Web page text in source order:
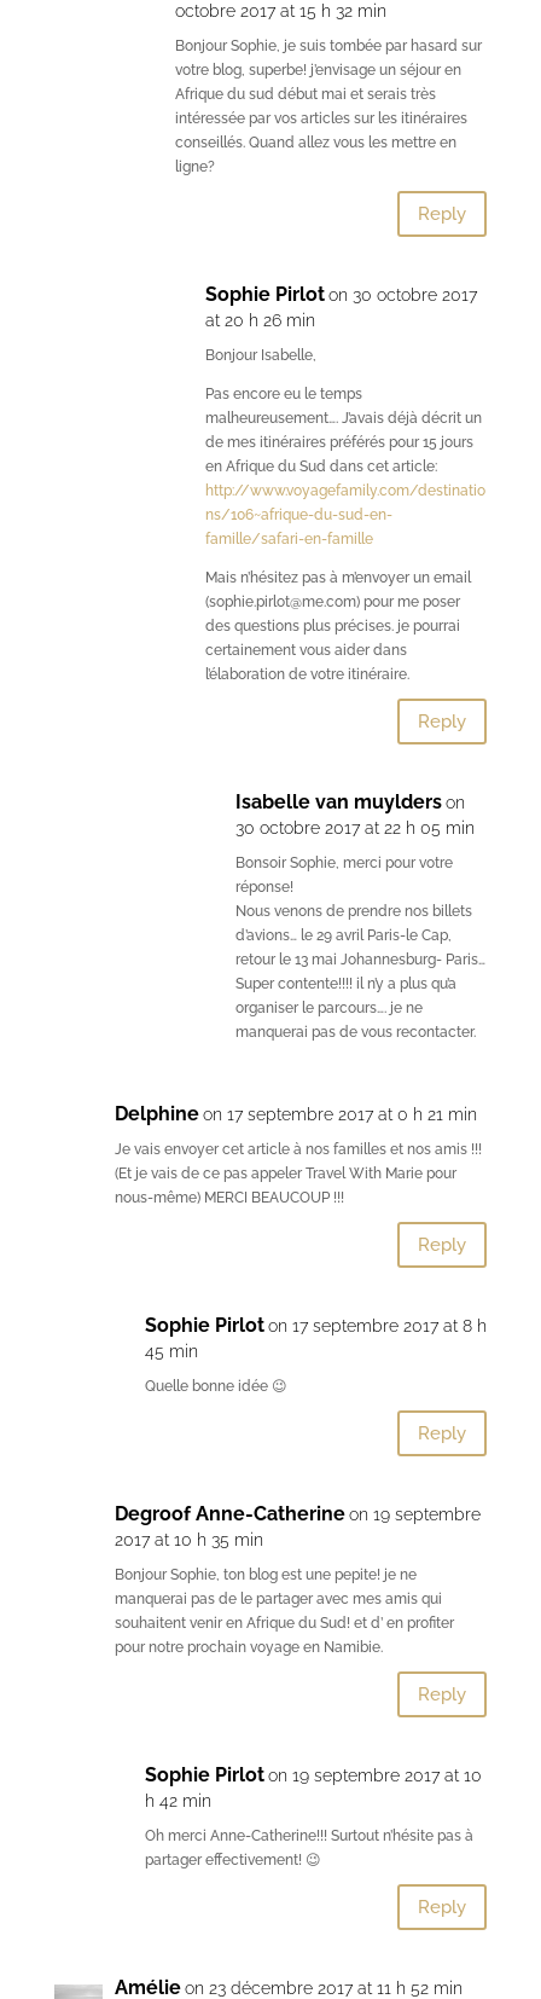
octobre 2017 at 15 h 32 min
Bonjour Sophie, je suis tombée par hasard sur
votre blog, superbe! j’envisage un séjour en
Afrique du sud début mai et serais très
intéressée par vos articles sur les itinéraires
conseillés. Quand allez vous les mettre en
ligne?
Reply
Sophie Pirlot on 30 octobre 2017
at 20 h 26 min
Bonjour Isabelle,
Pas encore eu le temps
malheureusement…. J’avais déjà décrit un
de mes itinéraires préférés pour 15 jours
en Afrique du Sud dans cet article:
http://www.voyagefamily.com/destinatio
ns/106~afrique-du-sud-en-
famille/safari-en-famille
Mais n’hésitez pas à m’envoyer un email
(sophie.pirlot@me.com) pour me poser
des questions plus précises. je pourrai
certainement vous aider dans
l’élaboration de votre itinéraire.
Reply
Isabelle van muylders on
30 octobre 2017 at 22 h 05 min
Bonsoir Sophie, merci pour votre
réponse!
Nous venons de prendre nos billets
d’avions… le 29 avril Paris-le Cap,
retour le 13 mai Johannesburg- Paris…
Super contente!!!! il n’y a plus qu’a
organiser le parcours…. je ne
manquerai pas de vous recontacter.
Delphine on 17 septembre 2017 at 0 h 21 min
Je vais envoyer cet article à nos familles et nos amis !!!
(Et je vais de ce pas appeler Travel With Marie pour
nous-même) MERCI BEAUCOUP !!!
Reply
Sophie Pirlot on 17 septembre 2017 at 8 h
45 min
Quelle bonne idée 😉
Reply
Degroof Anne-Catherine on 19 septembre
2017 at 10 h 35 min
Bonjour Sophie, ton blog est une pepite! je ne
manquerai pas de le partager avec mes amis qui
souhaitent venir en Afrique du Sud! et d’ en profiter
pour notre prochain voyage en Namibie.
Reply
Sophie Pirlot on 19 septembre 2017 at 10
h 42 min
Oh merci Anne-Catherine!!! Surtout n’hésite pas à
partager effectivement! 😉
Reply
Amélie on 23 décembre 2017 at 11 h 52 min